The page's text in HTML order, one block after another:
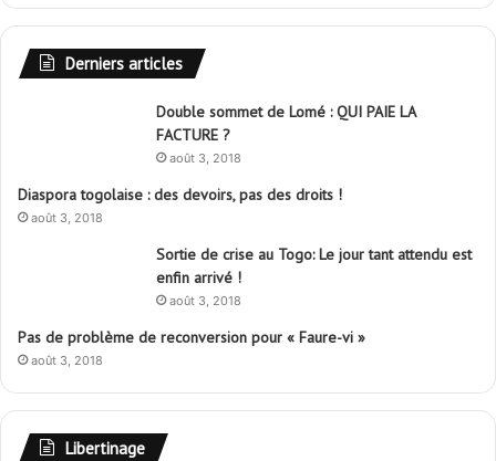
Derniers articles
Double sommet de Lomé : QUI PAIE LA
FACTURE ?
août 3, 2018
Diaspora togolaise : des devoirs, pas des droits !
août 3, 2018
Sortie de crise au Togo: Le jour tant attendu est
enfin arrivé !
août 3, 2018
Pas de problème de reconversion pour « Faure-vi »
août 3, 2018
Libertinage